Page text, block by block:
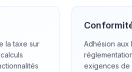
la taxe sur
Adhésion aux
exigences de